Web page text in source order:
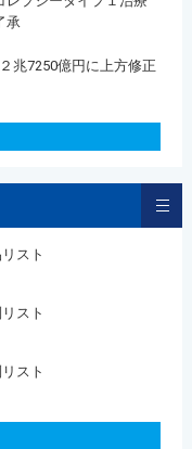
承
兆7250億円に上方修正
スト
スト
スト